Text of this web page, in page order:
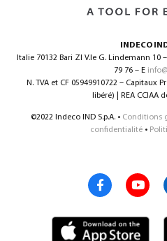
INDECO
Italie 70132 Bari ZI V.le G. Lindemann 10
79 76 – E
N. TVA et CF 05949910722 – Capitaux
libéré) | REA CCIAA
©2022 Indeco IND S.p.A. • Conditions
confidentialité •